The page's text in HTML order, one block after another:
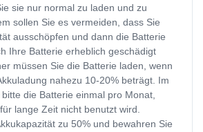
sie nur normal zu laden und zu
sollen Sie es vermeiden, dass Sie
ausschöpfen und dann die Batterie
Ihre Batterie erheblich geschädigt
müssen Sie die Batterie laden, wenn
nahezu 10-20% beträgt. Im
die Batterie einmal pro Monat,
lange Zeit nicht benutzt wird.
zu 50% und bewahren Sie